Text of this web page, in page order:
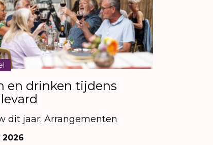
en drinken tijdens
dit jaar: Arrangementen
2026